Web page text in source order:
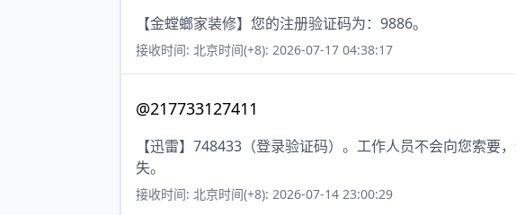
【金螳螂家装修】您的注册验证码为：9886。
接收时间: 北京时间(+8): 2026-07-17 04:38:17
@217733127411
【迅雷】748433（登录验证码）。工作人员不会向您索要
失。
接收时间: 北京时间(+8): 2026-07-14 23:00:29